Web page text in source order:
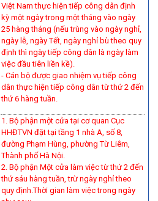
Việt Nam thực hiện tiếp công dân định
kỳ một ngày trong một tháng vào ngày
25 hàng tháng (nếu trùng vào ngày nghỉ,
ngày lễ, ngày Tết, ngày nghỉ bù theo quy
định thì ngày tiếp công dân là ngày làm
việc đầu tiên liền kề).
- Cán bộ được giao nhiệm vụ tiếp công
dân thực hiện tiếp công dân từ thứ 2 đến
thứ 6 hàng tuần.
1. Bộ phận một cửa tại cơ quan Cục
HHĐTVN đặt tại tầng 1 nhà A, số 8,
đường Phạm Hùng, phường Từ Liêm,
Thành phố Hà Nội.
2. Bộ phận Một cửa làm việc từ thứ 2 đến
thứ sáu hàng tuần, trừ ngày nghỉ theo
quy định.Thời gian làm việc trong ngày